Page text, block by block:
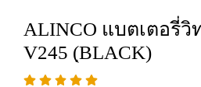
ALINCO แบตเตอรี่วิ
V245 (ฺBLACK)